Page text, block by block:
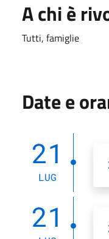
A chi è
Tutti, famiglie
Date e
21
LUG
21